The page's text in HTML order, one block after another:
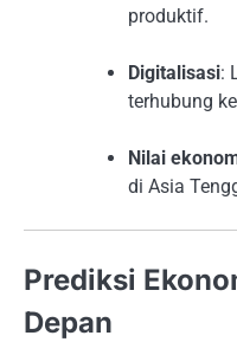
produktif.
Digitalisasi:
terhubung
Nilai
di Asia
Prediksi
Depan